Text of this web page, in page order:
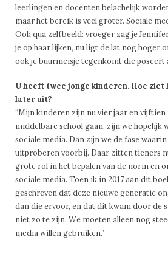
leerlingen en docenten belachelijk
maar het bereik is veel groter. Sociale
Ook qua zelfbeeld: vroeger zag je
je op haar lijken, nu ligt de lat nog hoger
ook je buurmeisje tegenkomt die poseert
U heeft twee jonge kinderen. Hoe ziet
later uit?
“Mijn kinderen zijn nu vier jaar en vijftien
middelbare school gaan, zijn we hopelijk
sociale media. Dan zijn we de fase
uitproberen voorbij. Daar zitten tieners
grote rol in het bepalen van de norm en
sociale media. Toen ik in 2017 aan dit
geschreven dat deze nieuwe generatie
dan die ervoor, en dat dit kwam door de
niet zo te zijn. We moeten alleen nog
media willen gebruiken.”